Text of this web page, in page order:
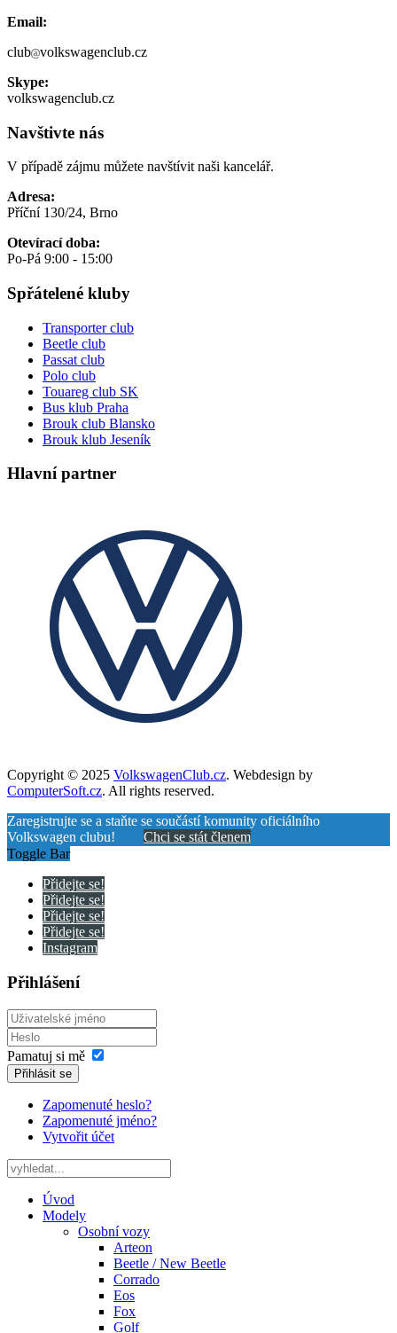
Email:
club volkswagenclub.cz
Skype:
volkswagenclub.cz
Navštivte nás
V případě zájmu můžete navštívit naši kancelář.
Adresa:
Příční 130/24, Brno
Otevírací doba:
Po-Pá 9:00 - 15:00
Spřátelené kluby
Transporter club
Beetle club
Passat club
Polo club
Touareg club SK
Bus klub Praha
Brouk club Blansko
Brouk klub Jeseník
Hlavní partner
Copyright © 2025 VolkswagenClub.cz. Webdesign by
ComputerSoft.cz. All rights reserved.
Zaregistrujte se a staňte se součástí komunity oficiálního
Volkswagen clubu! Chci se stát členem
Toggle Bar
Přidejte se!
Přidejte se!
Přidejte se!
Přidejte se!
Instagram
Přihlášení
Pamatuj si mě
Přihlásit se
Zapomenuté heslo?
Zapomenuté jméno?
Vytvořit účet
Úvod
Modely
Osobní vozy
Arteon
Beetle / New Beetle
Corrado
Eos
Fox
Golf